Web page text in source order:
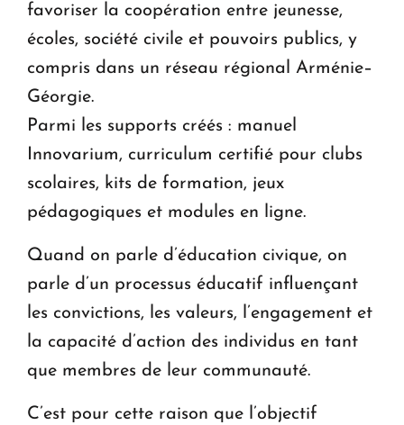
favoriser la coopération entre jeunesse,
écoles, société civile et pouvoirs publics, y
compris dans un réseau régional Arménie–
Géorgie.
Parmi les supports créés : manuel
Innovarium, curriculum certifié pour clubs
scolaires, kits de formation, jeux
pédagogiques et modules en ligne.
Quand on parle d’éducation civique, on
parle d’un processus éducatif influençant
les convictions, les valeurs, l’engagement et
la capacité d’action des individus en tant
que membres de leur communauté.
C’est pour cette raison que l’objectif